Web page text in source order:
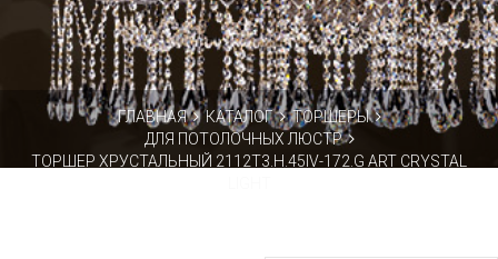
ГЛАВНАЯ КАТАЛОГ
ТОРШЕРЫ
ДЛЯ ПОТОЛОЧНЫХ ЛЮСТР
ТОРШЕР ХРУСТАЛЬНЫЙ 2112T3.H.45IV-172.G ART CRYSTAL